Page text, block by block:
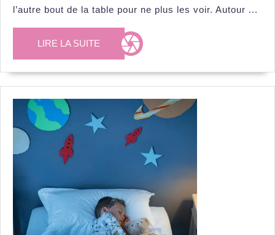
:
comment
recevoir
sans
culpabiliser
l’autre bout de la table pour ne plus les voir. Autour ...
LIRE LA SUITE
SUITE